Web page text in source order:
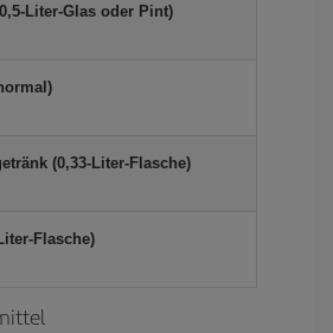
Liter-Glas oder Pint)
(0,33-Liter-Flasche)
Flasche)